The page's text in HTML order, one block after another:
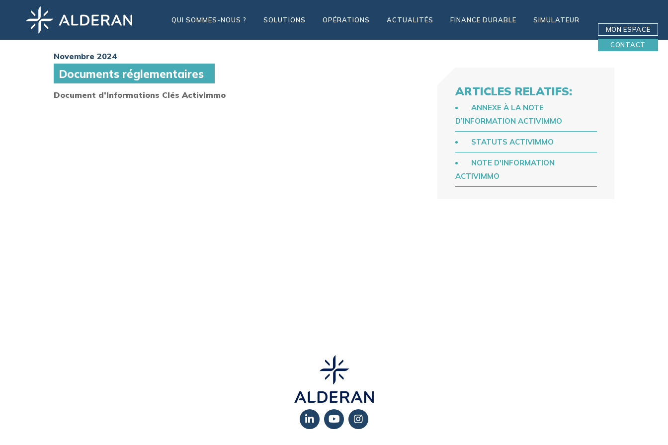
MON ESPACE
CONTACT
QUI SOMMES-NOUS ? SOLUTIONS OPÉRATIONS ACTUALITÉS FINANCE DURABLE SIMULATEUR
Novembre 2024
Documents réglementaires
Document d’Informations Clés ActivImmo ARTICLES RELATIFS:
ANNEXE À LA NOTE
D’INFORMATION ACTIVIMMO
STATUTS ACTIVIMMO
NOTE D'INFORMATION
ACTIVIMMO